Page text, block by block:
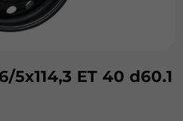
5х114,3 ЕТ 40 d60.1